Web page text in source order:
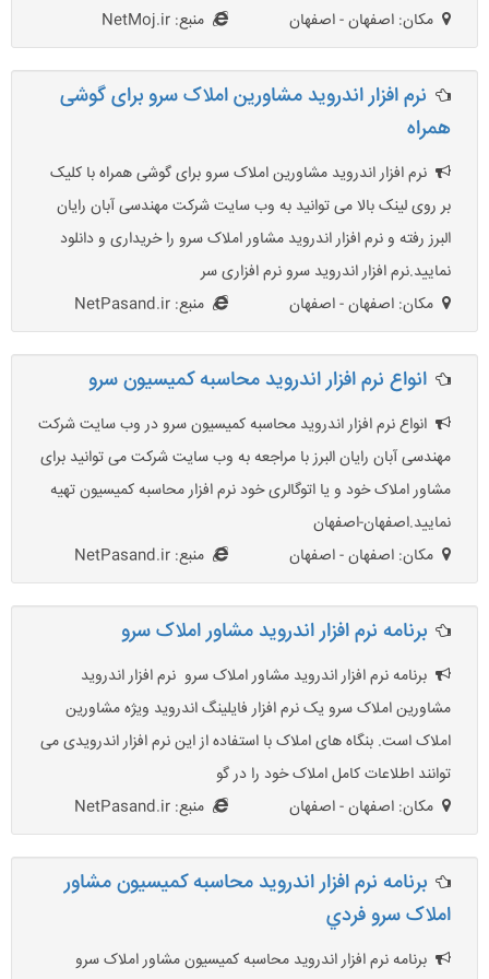
مکان: اصفهان - اصفهان
منبع: NetMoj.ir
نرم افزار اندروید مشاورین املاک سرو برای گوشی
همراه
نرم افزار اندروید مشاورین املاک سرو برای گوشی همراه با کلیک
بر روی لینک بالا می توانید به وب سایت شرکت مهندسی آبان رایان
البرز رفته و نرم افزار اندروید مشاور املاک سرو را خریداری و دانلود
نمایید.نرم افزار اندروید سرو نرم افزاری سر
مکان: اصفهان - اصفهان
منبع: NetPasand.ir
انواع نرم افزار اندروید محاسبه کمیسیون سرو
انواع نرم افزار اندروید محاسبه کمیسیون سرو در وب سایت شرکت
مهندسی آبان رایان البرز با مراجعه به وب سایت شرکت می توانید برای
مشاور املاک خود و یا اتوگالری خود نرم افزار محاسبه کمیسیون تهیه
نمایید.اصفهان-اصفهان
مکان: اصفهان - اصفهان
منبع: NetPasand.ir
برنامه نرم افزار اندروید مشاور املاک سرو
برنامه نرم افزار اندروید مشاور املاک سرو نرم افزار اندروید
مشاورین املاک سرو یک نرم افزار فایلینگ اندروید ویژه مشاورین
املاک است. بنگاه های املاک با استفاده از این نرم افزار اندرویدی می
توانند اطلاعات کامل املاک خود را در گو
مکان: اصفهان - اصفهان
منبع: NetPasand.ir
برنامه نرم افزار اندرويد محاسبه کميسيون مشاور
املاک سرو فردي
برنامه نرم افزار اندرويد محاسبه کميسيون مشاور املاک سرو